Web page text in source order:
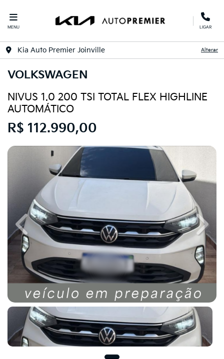
MENU LIGAR
Kia Auto Premier Joinville Alterar
VOLKSWAGEN
NIVUS 1.0 200 TSI TOTAL FLEX HIGHLINE
AUTOMÁTICO
R$ 112.990,00
Previous Next